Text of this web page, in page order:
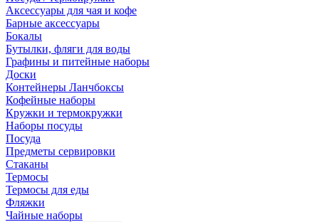
Аксессуары для чая и кофе
Барные аксессуары
Бокалы
Бутылки, фляги для воды
Графины и питейные наборы
Доски
Контейнеры Ланчбоксы
Кофейные наборы
Кружки и термокружки
Наборы посуды
Посуда
Предметы сервировки
Стаканы
Термосы
Термосы для еды
Фляжки
Чайные наборы